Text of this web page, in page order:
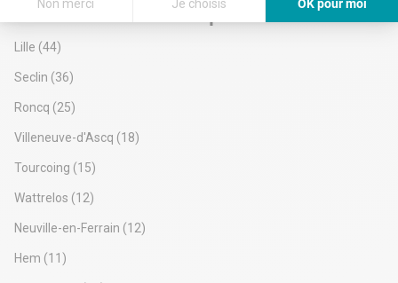
Non merci Je choisis
OK pour moi
Lille (44)
Seclin (36)
Roncq (25)
Villeneuve-d'Ascq (18)
Tourcoing (15)
Wattrelos (12)
Neuville-en-Ferrain (12)
Hem (11)